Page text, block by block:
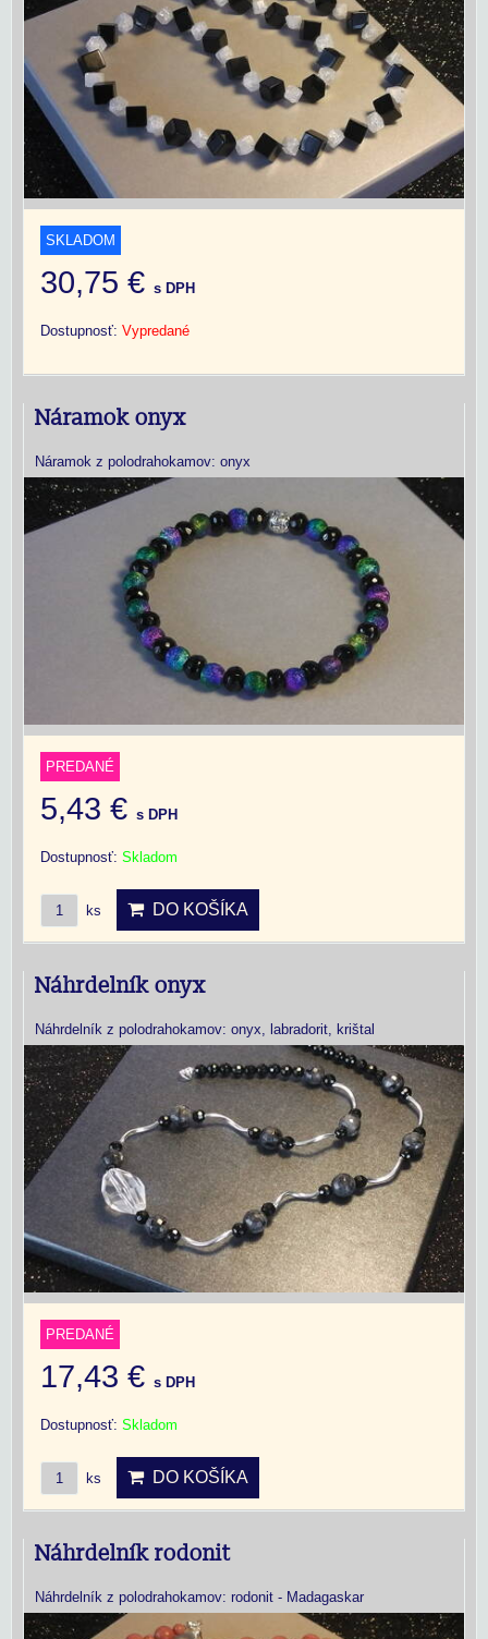
SKLADOM
30,75 € s DPH
Dostupnosť: Vypredané
Náramok onyx
Náramok z polodrahokamov: onyx
PREDANÉ
5,43 € s DPH
Dostupnosť: Skladom
ks DO KOŠÍKA
Náhrdelník onyx
Náhrdelník z polodrahokamov: onyx, labradorit, krištal
PREDANÉ
17,43 € s DPH
Dostupnosť: Skladom
ks DO KOŠÍKA
Náhrdelník rodonit
Náhrdelník z polodrahokamov: rodonit - Madagaskar